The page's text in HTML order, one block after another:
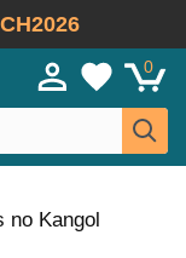
CH2026
0
no Kangol